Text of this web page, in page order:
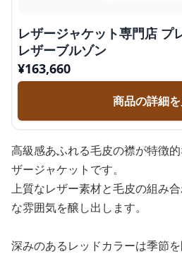
レザージャケット専門店 プ
レザーブルゾン
¥163,660
商品の詳細
高級感あふれる毛皮の襟が特徴
ザージャケットです。
上質なレザー素材と毛皮の組み
な雰囲気を醸し出します。
深みのあるレッドカラーは季節